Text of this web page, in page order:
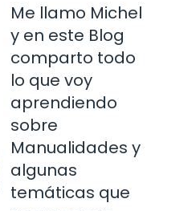
Me llamo Michel
y en este Blog
comparto todo
lo que voy
aprendiendo
sobre
Manualidades y
algunas
temáticas que